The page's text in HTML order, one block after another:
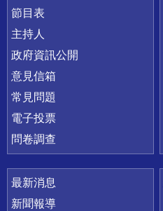
節目表
主持人
政府資訊公開
意見信箱
常見問題
電子投票
問卷調查
最新消息
新聞報導